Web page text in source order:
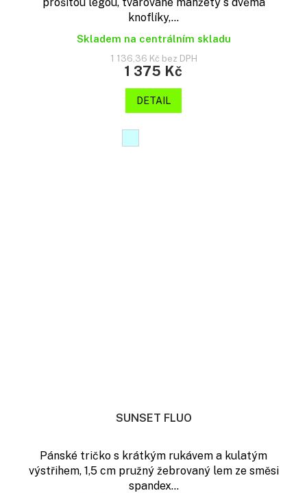
knoflíky,...
Skladem na centrálním skladu
1 136,36 Kč bez DPH
1 375 Kč
DETAIL
SUNSET FLUO
Pánské tričko s krátkým rukávem a kulatým
výstřihem, 1,5 cm pružný žebrovaný lem ze směsi
spandex...